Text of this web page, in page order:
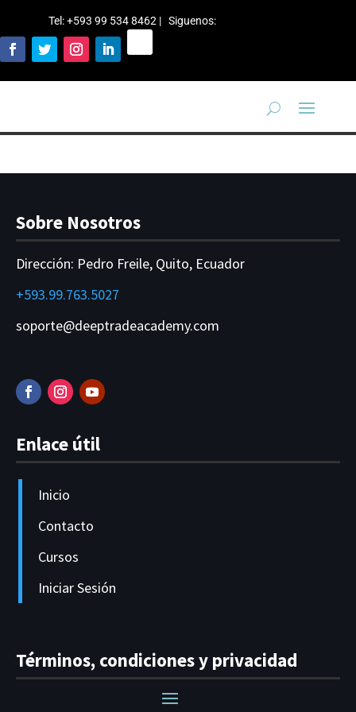
Tel: +593 99 534 8462 | Siguenos:
Sobre Nosotros
Dirección: Pedro Freile, Quito, Ecuador
+593.99.763.5027
soporte@deeptradeacademy.com
Enlace útil
Inicio
Contacto
Cursos
Iniciar Sesión
Términos, condiciones y privacidad